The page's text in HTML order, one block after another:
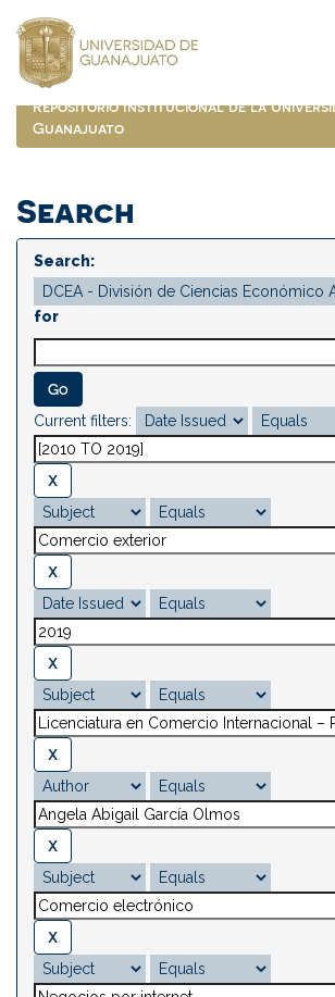
navigation
Repositorio Institucional de la
Guanajuato
Search
Search:
for
Current filters: